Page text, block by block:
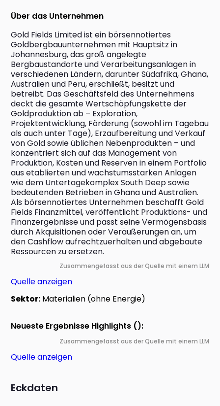
Über das Unternehmen
Gold Fields Limited ist ein börsennotiertes
Goldbergbauunternehmen mit Hauptsitz in
Johannesburg, das groß angelegte
Bergbaustandorte und Verarbeitungsanlagen in
verschiedenen Ländern, darunter Südafrika, Ghana,
Australien und Peru, erschließt, besitzt und
betreibt. Das Geschäftsfeld des Unternehmens
deckt die gesamte Wertschöpfungskette der
Goldproduktion ab – Exploration,
Projektentwicklung, Förderung (sowohl im Tagebau
als auch unter Tage), Erzaufbereitung und Verkauf
von Gold sowie üblichen Nebenprodukten – und
konzentriert sich auf das Management von
Produktion, Kosten und Reserven in einem Portfolio
aus etablierten und wachstumsstarken Anlagen
wie dem Untertagekomplex South Deep sowie
bedeutenden Betrieben in Ghana und Australien.
Als börsennotiertes Unternehmen beschafft Gold
Fields Finanzmittel, veröffentlicht Produktions- und
Finanzergebnisse und passt seine Vermögensbasis
durch Akquisitionen oder Veräußerungen an, um
den Cashflow aufrechtzuerhalten und abgebaute
Ressourcen zu ersetzen.
Zusammengefasst aus der Quelle mit einem LLM
Quelle anzeigen
Sektor: Materialien (ohne Energie)
Neueste Ergebnisse Highlights ():
Zusammengefasst aus der Quelle mit einem LLM
Quelle anzeigen
Eckdaten